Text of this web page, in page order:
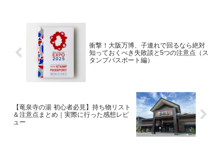
衝撃！大阪万博、子連れで回るなら絶対
知っておくべき失敗談と5つの注意点（ス
タンプパスポート編）
【竜泉寺の湯 初心者必見】持ち物リスト
＆注意点まとめ｜実際に行った感想レビ
ュー